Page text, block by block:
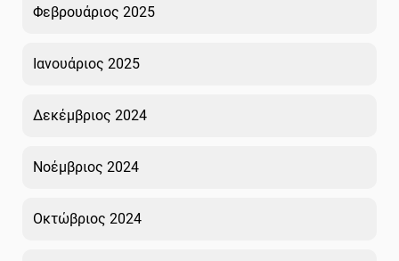
Φεβρουάριος 2025
Ιανουάριος 2025
Δεκέμβριος 2024
Νοέμβριος 2024
Οκτώβριος 2024